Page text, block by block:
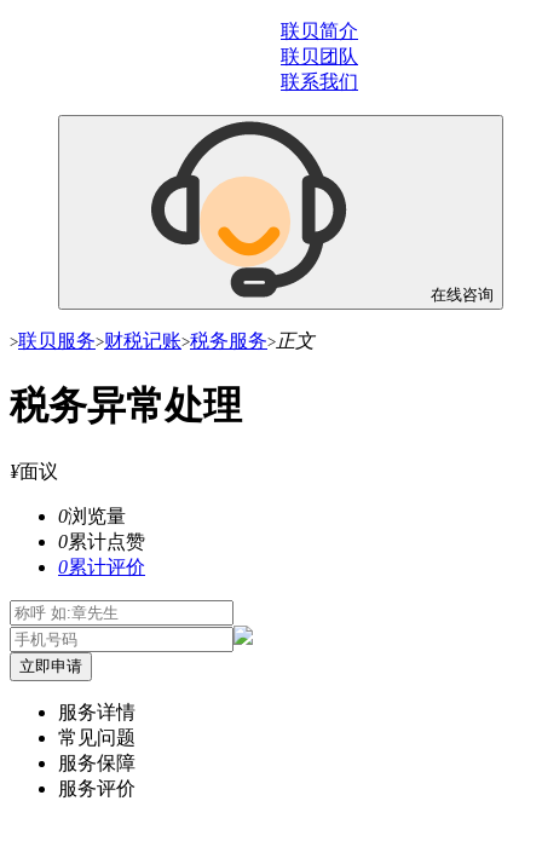
联贝简介
联贝团队
联系我们
在线咨询
>联贝服务>财税记账>税务服务> 正文
税务异常处理
¥面议
0浏览量
0累计点赞
0累计评价
立即申请
服务详情
常见问题
服务保障
服务评价